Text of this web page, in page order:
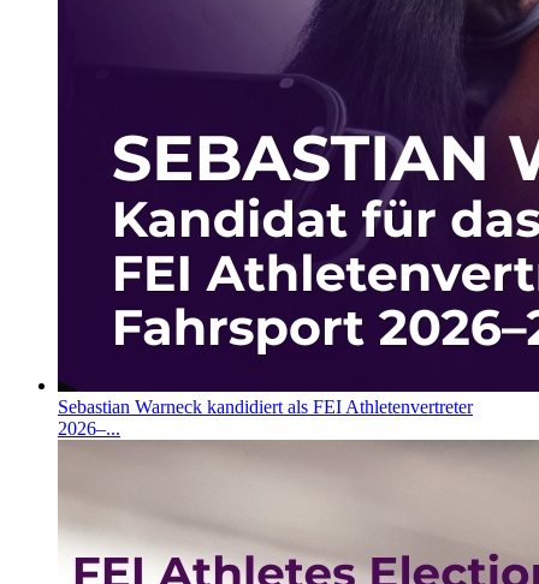
Sebastian Warneck kandidiert als FEI Athletenvertreter
2026–...